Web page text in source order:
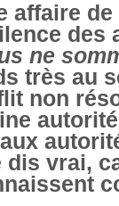
affaire
des
ne
très au
non
dis vrai,